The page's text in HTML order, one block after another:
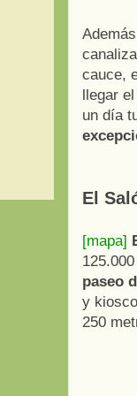
cauce,
llegar
un día
El
[mapa]
paseo
y
250